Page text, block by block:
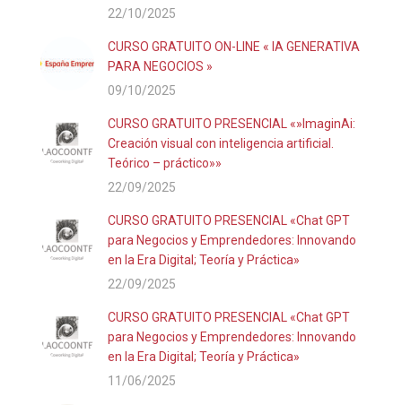
22/10/2025
CURSO GRATUITO ON-LINE « IA GENERATIVA
PARA NEGOCIOS »
09/10/2025
CURSO GRATUITO PRESENCIAL «»ImaginAi:
Creación visual con inteligencia artificial.
Teórico – práctico»»
22/09/2025
CURSO GRATUITO PRESENCIAL «Chat GPT
para Negocios y Emprendedores: Innovando
en la Era Digital; Teoría y Práctica»
22/09/2025
CURSO GRATUITO PRESENCIAL «Chat GPT
para Negocios y Emprendedores: Innovando
en la Era Digital; Teoría y Práctica»
11/06/2025